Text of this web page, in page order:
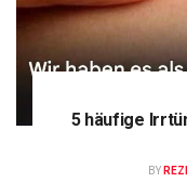
5 häufige
BY